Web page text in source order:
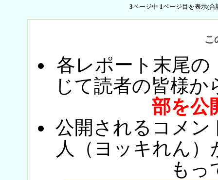
3ページ中 1ページ目を表示(合
こ
各レポート末尾の
じて読者の皆様か
部を公
公開されるコメン
人（ヨッキれん
もっ